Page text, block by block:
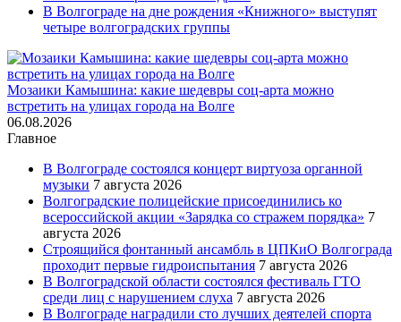
В Волгограде на дне рождения «Книжного» выступят
четыре волгоградских группы
Мозаики Камышина: какие шедевры соц-арта можно
встретить на улицах города на Волге
06.08.2026
Главное
В Волгограде состоялся концерт виртуоза органной
музыки 7 августа 2026
Волгоградские полицейские присоединились ко
всероссийской акции «Зарядка со стражем порядка» 7
августа 2026
Строящийся фонтанный ансамбль в ЦПКиО Волгограда
проходит первые гидроиспытания 7 августа 2026
В Волгоградской области состоялся фестиваль ГТО
среди лиц с нарушением слуха 7 августа 2026
В Волгограде наградили сто лучших деятелей спорта